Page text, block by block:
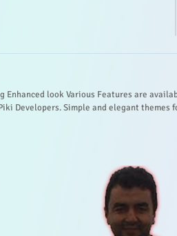
Enhanced look Various Features are
Developers. Simple and elegant themes